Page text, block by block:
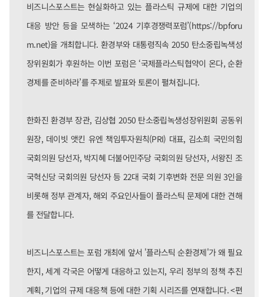
비즈니스포스트는 현실화하고 있는 플라스틱 규제에 대한 기업의
대응 방안 등을 모색하는 ‘2024 기후경쟁력포럼’(https://bpforu
m.net)을 개최합니다. 환경부와 대통령직속 2050 탄소중립녹색성
장위원회가 후원하는 이번 포럼은 ‘국제플라스틱협약이 온다, 순환
경제를 준비하라’를 주제로 발표와 토론이 펼쳐집니다.
한화진 환경부 장관, 김상협 2050 탄소중립녹생성장위원회 공동위
원장, 데이빗 앳킨 유엔 책임투자원칙(PRI) 대표, 김소희 국민의힘
국회의원 당선자, 박지혜 더불어민주당 국회의원 당선자, 서왕진 조
국혁신당 국회의원 당선자 등 22대 국회 기후변화 전문 의원 3인을
비롯해 정부 관계자, 해외 주요인사들이 플라스틱 문제에 대한 견해
를 전달합니다.
비즈니스포스트는 포럼 개최에 앞서 '플라스틱 순환경제'가 왜 필요
한지, 세계 각국은 어떻게 대응하고 있는지, 우리 정부의 정책 추진
계획, 기업의 규제 대응책 등에 대한 기획 시리즈를 연재합니다. <편